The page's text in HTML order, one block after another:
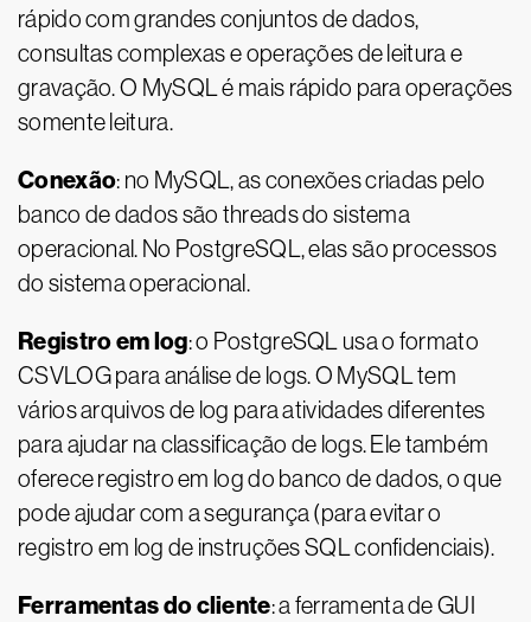
rápido com grandes conjuntos de dados,
consultas complexas e operações de leitura e
gravação. O MySQL é mais rápido para operações
somente leitura.
Conexão: no MySQL, as conexões criadas pelo
banco de dados são threads do sistema
operacional. No PostgreSQL, elas são processos
do sistema operacional.
Registro em log: o PostgreSQL usa o formato
CSVLOG para análise de logs. O MySQL tem
vários arquivos de log para atividades diferentes
para ajudar na classificação de logs. Ele também
oferece registro em log do banco de dados, o que
pode ajudar com a segurança (para evitar o
registro em log de instruções SQL confidenciais).
Ferramentas do cliente: a ferramenta de GUI